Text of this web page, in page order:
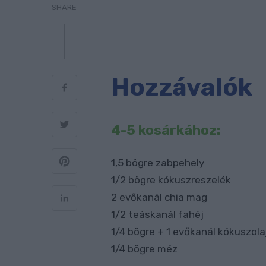
SHARE
Hozzávalók
4-5 kosárkához:
1,5 bögre zabpehely
1/2 bögre kókuszreszelék
2 evőkanál chia mag
1/2 teáskanál fahéj
1/4 bögre + 1 evőkanál
1/4 bögre méz